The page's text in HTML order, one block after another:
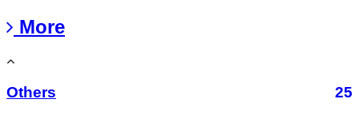
More
Others 25